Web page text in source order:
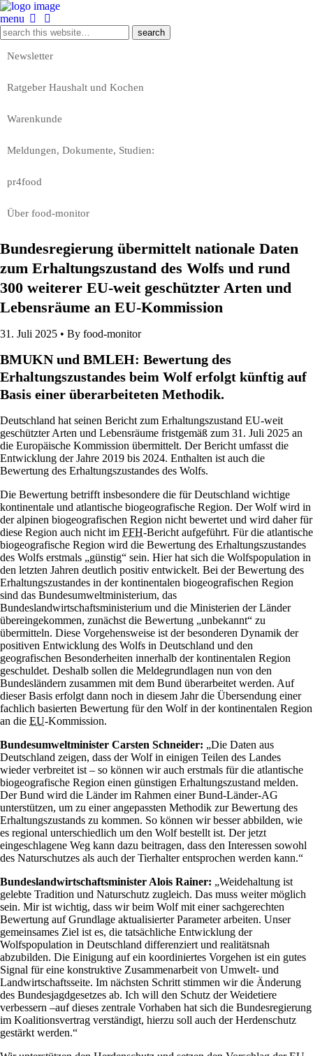
menu
Newsletter
Ratgeber Haushalt und Kochen
Warenkunde
Meldungen, Dokumente, Studien:
pr4food
Über food-monitor
Bundesregierung übermittelt nationale Daten
zum Erhaltungszustand des Wolfs und rund
300 weiterer EU-weit geschützter Arten und
Lebensräume an EU-Kommission
31. Juli 2025 • By food-monitor
BMUKN und BMLEH: Bewertung des
Erhaltungszustandes beim Wolf erfolgt künftig auf
Basis einer überarbeiteten Methodik.
Deutschland hat seinen Bericht zum Erhaltungszustand EU-weit
geschützter Arten und Lebensräume fristgemäß zum 31. Juli 2025 an
die Europäische Kommission übermittelt. Der Bericht umfasst die
Entwicklung der Jahre 2019 bis 2024. Enthalten ist auch die
Bewertung des Erhaltungszustandes des Wolfs.
Die Bewertung betrifft insbesondere die für Deutschland wichtige
kontinentale und atlantische biogeografische Region. Der Wolf wird in
der alpinen biogeografischen Region nicht bewertet und wird daher für
diese Region auch nicht im FFH-Bericht aufgeführt. Für die atlantische
biogeografische Region wird die Bewertung des Erhaltungszustandes
des Wolfs erstmals „günstig“ sein. Hier hat sich die Wolfspopulation in
den letzten Jahren deutlich positiv entwickelt. Bei der Bewertung des
Erhaltungszustandes in der kontinentalen biogeografischen Region
sind das Bundesumweltministerium, das
Bundeslandwirtschaftsministerium und die Ministerien der Länder
übereingekommen, zunächst die Bewertung „unbekannt“ zu
übermitteln. Diese Vorgehensweise ist der besonderen Dynamik der
positiven Entwicklung des Wolfs in Deutschland und den
geografischen Besonderheiten innerhalb der kontinentalen Region
geschuldet. Deshalb sollen die Meldegrundlagen nun von den
Bundesländern zusammen mit dem Bund überarbeitet werden. Auf
dieser Basis erfolgt dann noch in diesem Jahr die Übersendung einer
fachlich basierten Bewertung für den Wolf in der kontinentalen Region
an die EU-Kommission.
Bundesumweltminister Carsten Schneider: „Die Daten aus
Deutschland zeigen, dass der Wolf in einigen Teilen des Landes
wieder verbreitet ist – so können wir auch erstmals für die atlantische
biogeografische Region einen günstigen Erhaltungszustand melden.
Der Bund wird die Länder im Rahmen einer Bund-Länder-AG
unterstützen, um zu einer angepassten Methodik zur Bewertung des
Erhaltungszustands zu kommen. So können wir besser abbilden, wie
es regional unterschiedlich um den Wolf bestellt ist. Der jetzt
eingeschlagene Weg kann dazu beitragen, dass den Interessen sowohl
des Naturschutzes als auch der Tierhalter entsprochen werden kann.“
Bundeslandwirtschaftsminister Alois Rainer: „Weidehaltung ist
gelebte Tradition und Naturschutz zugleich. Das muss weiter möglich
sein. Mir ist wichtig, dass wir beim Wolf mit einer sachgerechten
Bewertung auf Grundlage aktualisierter Parameter arbeiten. Unser
gemeinsames Ziel ist es, die tatsächliche Entwicklung der
Wolfspopulation in Deutschland differenziert und realitätsnah
abzubilden. Die Einigung auf ein koordiniertes Vorgehen ist ein gutes
Signal für eine konstruktive Zusammenarbeit von Umwelt- und
Landwirtschaftsseite. Im nächsten Schritt stimmen wir die Änderung
des Bundesjagdgesetzes ab. Ich will den Schutz der Weidetiere
verbessern –auf dieses zentrale Vorhaben hat sich die Bundesregierung
im Koalitionsvertrag verständigt, hierzu soll auch der Herdenschutz
gestärkt werden.“